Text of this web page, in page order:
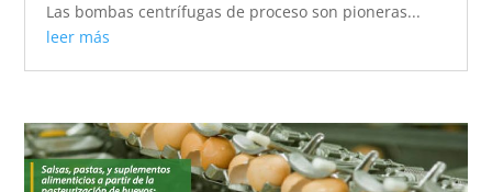
Las bombas centrífugas de proceso son pioneras...
leer más